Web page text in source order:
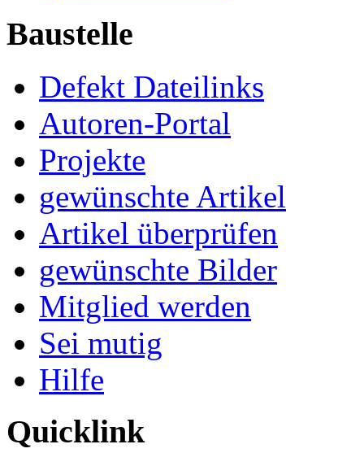
Baustelle
Defekt Dateilinks
Autoren-Portal
Projekte
gewünschte Artikel
Artikel überprüfen
gewünschte Bilder
Mitglied werden
Sei mutig
Hilfe
Quicklink